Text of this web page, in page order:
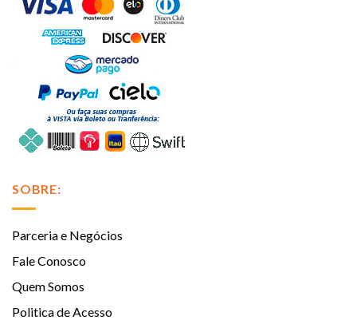
SOBRE:
Parceria e Negócios
Fale Conosco
Quem Somos
Politica de Acesso